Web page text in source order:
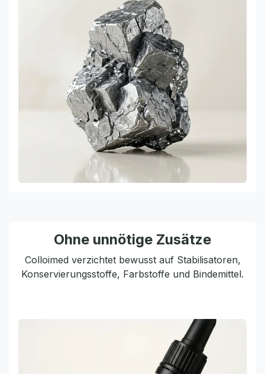
Ohne unnötige Zusätze
Colloimed verzichtet bewusst auf Stabilisatoren,
Konservierungsstoffe, Farbstoffe und Bindemittel.